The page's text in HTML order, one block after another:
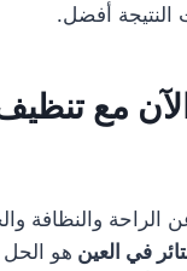
النتيجة أفضل.
مع
الراحة والنظافة
في العين هو الحل